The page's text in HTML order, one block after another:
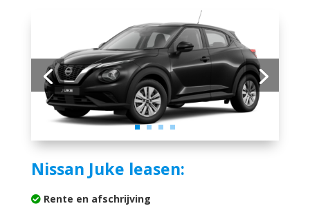
Nissan Juke leasen:
Rente en afschrijving